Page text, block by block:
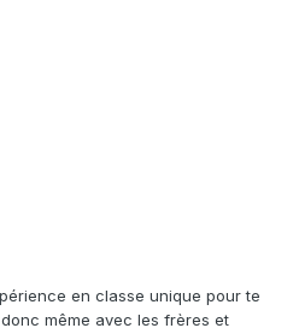
en classe unique pour te
même avec les frères et